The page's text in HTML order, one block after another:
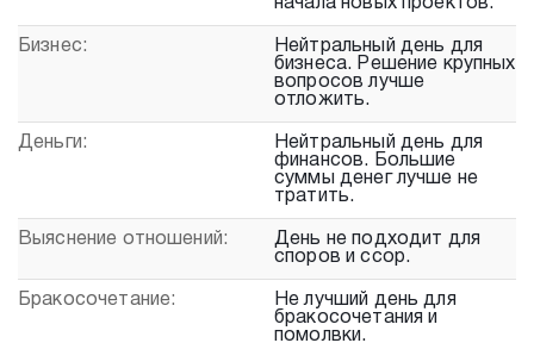
начала новых проектов.
Бизнес:
Нейтральный день для
бизнеса. Решение крупных
вопросов лучше
отложить.
Деньги:
Нейтральный день для
финансов. Большие
суммы денег лучше не
тратить.
Выяснение отношений:
День не подходит для
споров и ссор.
Бракосочетание:
Не лучший день для
бракосочетания и
помолвки.